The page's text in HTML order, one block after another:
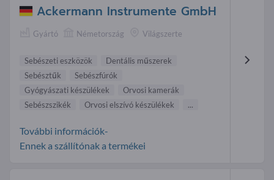
Ackermann Instrumente GmbH
Gyártó Németország Világszerte
Sebészeti eszközök
Dentális műszerek
Sebésztűk
Sebészfúrók
Gyógyászati készülékek
Orvosi kamerák
Sebészszikék
Orvosi elszívó készülékek ...
További információk-
Ennek a szállítónak a termékei